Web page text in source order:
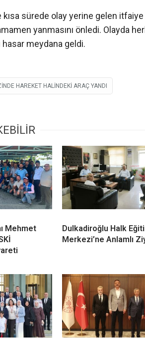
sürede olay yerine gelen itfaiye
yanmasını önledi. Olayda
meydana geldi.
HAREKET HALINDEKI ARAÇ YANDI
Mehmet
Dulkadiroğlu Halk
Merkezi’ne Anlamlı